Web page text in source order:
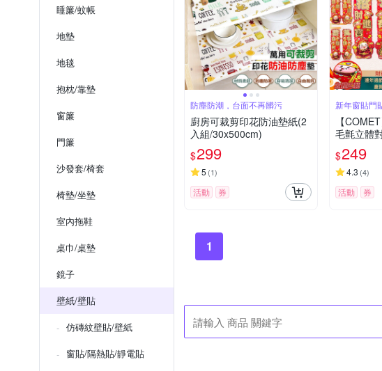
睡簾/蚊帳
地墊
地毯
抱枕/靠墊
窗簾
門簾
沙發套/椅套
椅墊/坐墊
室內拖鞋
桌巾/桌墊
鏡子
壁紙/壁貼
仿磚紋壁貼/壁紙
窗貼/隔熱貼/靜電貼
防塵防潮，台面不再髒污
廚房可裁剪印花防油墊紙(2
入組/30x500cm)
$299
5 (1)
活動 券
新年窗貼門
【
毛氈立體
年春聯
$249
4.3 (4)
活動 券
1